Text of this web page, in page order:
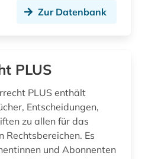
civilis (1)
Zur Datenbank
PLUS
PLUS enthält
Entscheidungen,
zu allen für das
Es
und Abonnenten